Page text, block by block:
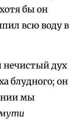
бы он
всю воду в
нечистый дух
блудного; он
мы